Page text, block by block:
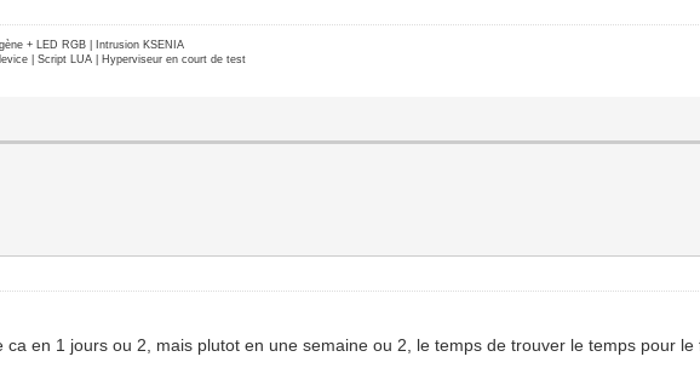
+ LED RGB | Intrusion KSENIA
| Script LUA | Hyperviseur en court de test
en 1 jours ou 2, mais plutot en une semaine ou 2, le temps de trouver le temps pour le